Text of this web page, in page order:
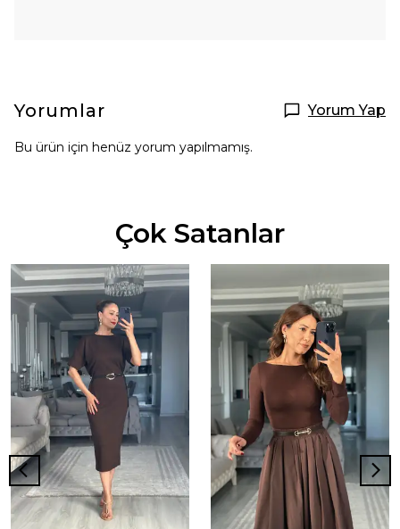
Yorumlar Yorum Yap
Bu ürün için henüz yorum yapılmamış.
Çok Satanlar